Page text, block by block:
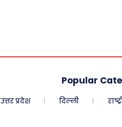
Popular
उत्तर प्रदेश दिल्ली